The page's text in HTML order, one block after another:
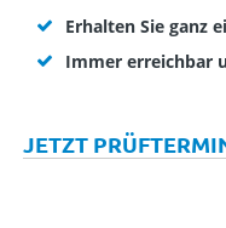
Erhalten Sie ganz
Immer erreichbar
JETZT